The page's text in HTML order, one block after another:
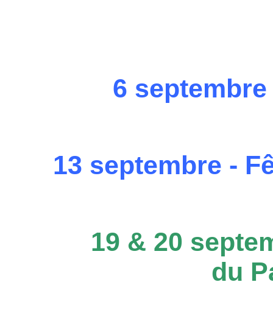
6
13 septembre -
19 & 20
du